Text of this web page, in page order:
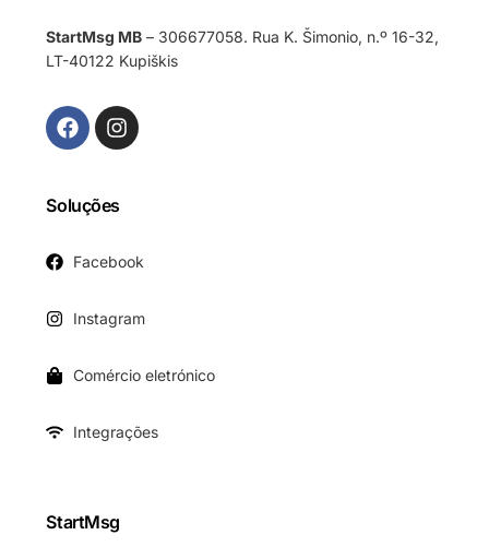
StartMsg MB – 306677058. Rua K. Šimonio, n.º 16-32,
LT-40122 Kupiškis
Soluções
Facebook
Instagram
Comércio eletrónico
Integrações
StartMsg